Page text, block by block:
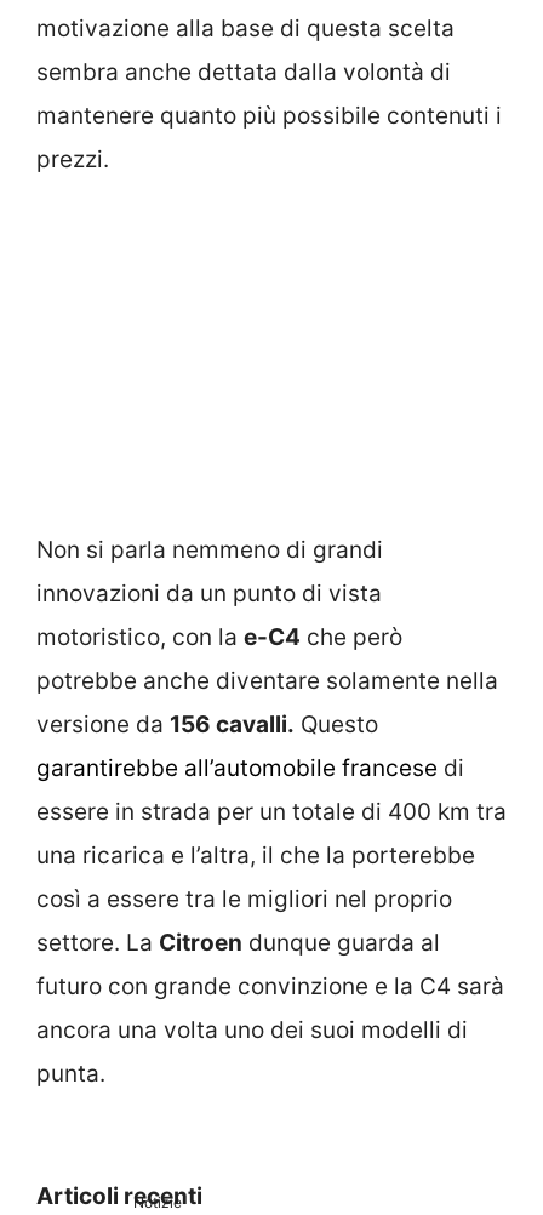
motivazione alla base di questa scelta
sembra anche dettata dalla volontà di
mantenere quanto più possibile contenuti i
prezzi.
Non si parla nemmeno di grandi
innovazioni da un punto di vista
motoristico, con la e-C4 che però
potrebbe anche diventare solamente nella
versione da 156 cavalli. Questo
garantirebbe all’automobile francese di
essere in strada per un totale di 400 km tra
una ricarica e l’altra, il che la porterebbe
così a essere tra le migliori nel proprio
settore. La Citroen dunque guarda al
futuro con grande convinzione e la C4 sarà
ancora una volta uno dei suoi modelli di
punta.
Articoli recenti
Notizie